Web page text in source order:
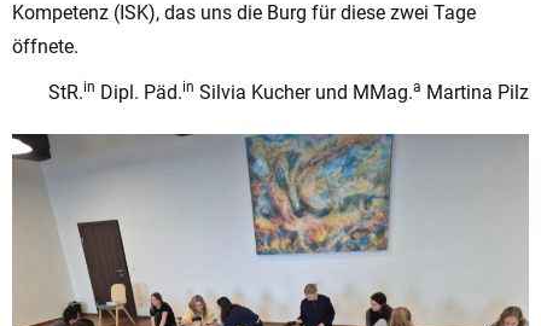
Kompetenz (ISK), das uns die Burg für diese zwei Tage
öffnete.
StR.in Dipl. Päd.in Silvia Kucher und MMag.a Martina Pilz